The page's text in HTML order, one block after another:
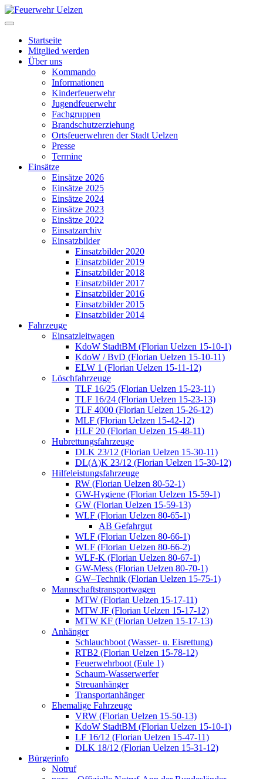
Startseite
Mitglied werden
Über uns
Kommando
Informationen
Kinderfeuerwehr
Jugendfeuerwehr
Fachgruppen
Brandschutzerziehung
Ortsfeuerwehren der Stadt Uelzen
Presse
Termine
Einsätze
Einsätze 2026
Einsätze 2025
Einsätze 2024
Einsätze 2023
Einsätze 2022
Einsatzarchiv
Einsatzbilder
Einsatzbilder 2020
Einsatzbilder 2019
Einsatzbilder 2018
Einsatzbilder 2017
Einsatzbilder 2016
Einsatzbilder 2015
Einsatzbilder 2014
Fahrzeuge
Einsatzleitwagen
KdoW StadtBM (Florian Uelzen 15-10-1)
KdoW / BvD (Florian Uelzen 15-10-11)
ELW 1 (Florian Uelzen 15-11-12)
Löschfahrzeuge
TLF 16/25 (Florian Uelzen 15-23-11)
TLF 16/24 (Florian Uelzen 15-23-13)
TLF 4000 (Florian Uelzen 15-26-12)
MLF (Florian Uelzen 15-42-12)
HLF 20 (Florian Uelzen 15-48-11)
Hubrettungsfahrzeuge
DLK 23/12 (Florian Uelzen 15-30-11)
DL(A)K 23/12 (Florian Uelzen 15-30-12)
Hilfeleistungsfahrzeuge
RW (Florian Uelzen 80-52-1)
GW-Hygiene (Florian Uelzen 15-59-1)
GW (Florian Uelzen 15-59-13)
WLF (Florian Uelzen 80-65-1)
AB Gefahrgut
WLF (Florian Uelzen 80-66-1)
WLF (Florian Uelzen 80-66-2)
WLF-K (Florian Uelzen 80-67-1)
GW-Mess (Florian Uelzen 80-70-1)
GW–Technik (Florian Uelzen 15-75-1)
Mannschaftstransportwagen
MTW (Florian Uelzen 15-17-11)
MTW JF (Florian Uelzen 15-17-12)
MTW KF (Florian Uelzen 15-17-13)
Anhänger
Schlauchboot (Wasser- u. Eisrettung)
RTB2 (Florian Uelzen 15-78-12)
Feuerwehrboot (Eule 1)
Schaum-Wasserwerfer
Streuanhänger
Transportanhänger
Ehemalige Fahrzeuge
VRW (Florian Uelzen 15-50-13)
KdoW StadtBM (Florian Uelzen 15-10-1)
LF 16/12 (Florian Uelzen 15-47-11)
DLK 18/12 (Florian Uelzen 15-31-12)
Bürgerinfo
Notruf